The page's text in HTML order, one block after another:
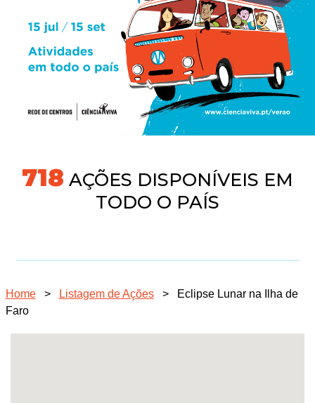
745 AÇÕES DISPONÍVEIS EM
TODO O PAÍS
Home > Listagem de Ações >
Eclipse Lunar na Ilha de
Faro